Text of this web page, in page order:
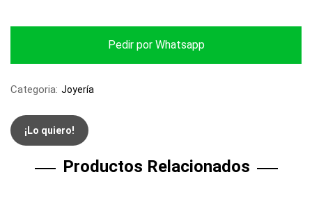
Pedir por Whatsapp
Categoria: Joyería
¡Lo quiero!
Productos Relacionados